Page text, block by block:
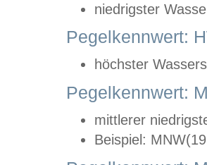
niedrigster
Pegelkennwert:
höchster
Pegelkennwert:
mittlerer
Beispiel: